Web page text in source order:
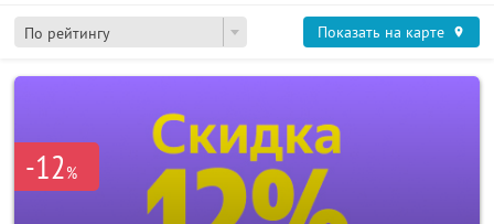
По рейтингу Показать на карте
-12%